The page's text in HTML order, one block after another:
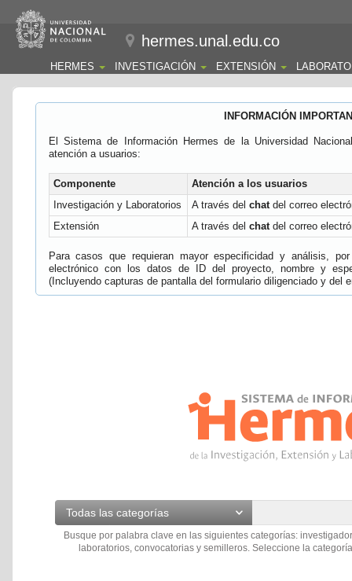
hermes.unal.edu.co
HERMES INVESTIGACIÓN EXTENSIÓN
INFORMACIÓN
El Sistema de Información Hermes de la Universidad
atención a usuarios:
Componente
Atención a los usuarios
Investigación y Laboratorios
A través del chatdel correo
Extensión
A través del chatdel correo
Para casos que requieran mayor especificidad y análisis,
electrónico con los datos de ID del proyecto, nombre y
(Incluyendo capturas de pantalla del formulario diligenciado y del
Todas las categorías
Busque por palabra clave en las siguientes categorías:
laboratorios, convocatorias y semilleros. Seleccione la